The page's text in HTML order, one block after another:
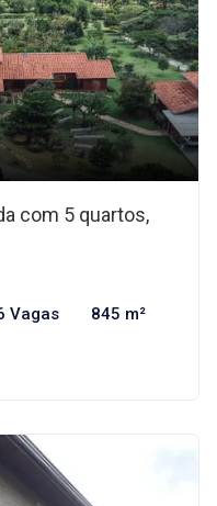
com 5 quartos,
Vagas 845 m²